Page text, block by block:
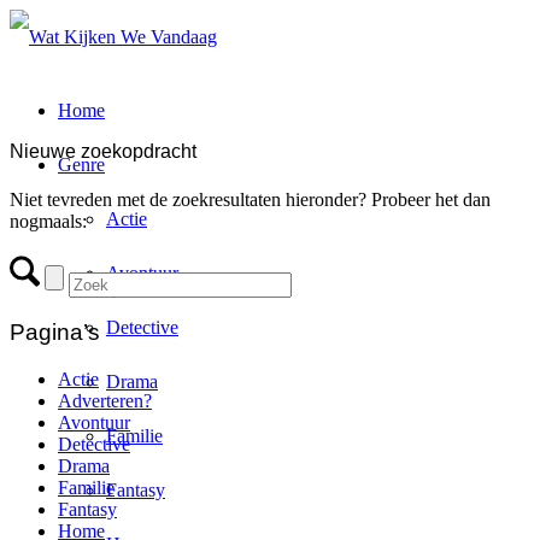
Home
Genre
Actie
Avontuur
Detective
Drama
Familie
Fantasy
Nieuwe zoekopdracht
Niet tevreden met de zoekresultaten hieronder? Probeer het dan
nogmaals:
Pagina’s
Actie
Adverteren?
Avontuur
Detective
Drama
Familie
Fantasy
Home